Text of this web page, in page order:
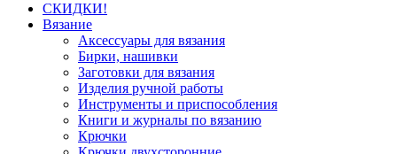
СКИДКИ!
Вязание
Аксессуары для вязания
Бирки, нашивки
Заготовки для вязания
Изделия ручной работы
Инструменты и приспособления
Книги и журналы по вязанию
Крючки